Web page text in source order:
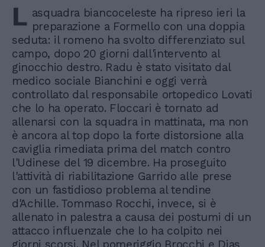
L asquadra biancoceleste ha ripreso ieri la
preparazione a Formello con una doppia
seduta: il romeno ha svolto differenziato sul
campo, dopo 20 giorni dall'intervento al
ginocchio destro. Radu è stato visitato dal
medico sociale Bianchini e oggi verrà
controllato dal responsabile ortopedico Lovati
che lo ha operato. Floccari è tornato ad
allenarsi con la squadra in mattinata, ma non
è ancora al top dopo la forte distorsione alla
caviglia rimediata prima del match contro
l'Udinese del 19 dicembre. Ha proseguito
l'attività di riabilitazione Garrido alle prese
con un fastidioso problema al tendine
d'Achille. Tommaso Rocchi, invece, si è
allenato in palestra a causa dei postumi di un
attacco influenzale che lo ha colpito nei